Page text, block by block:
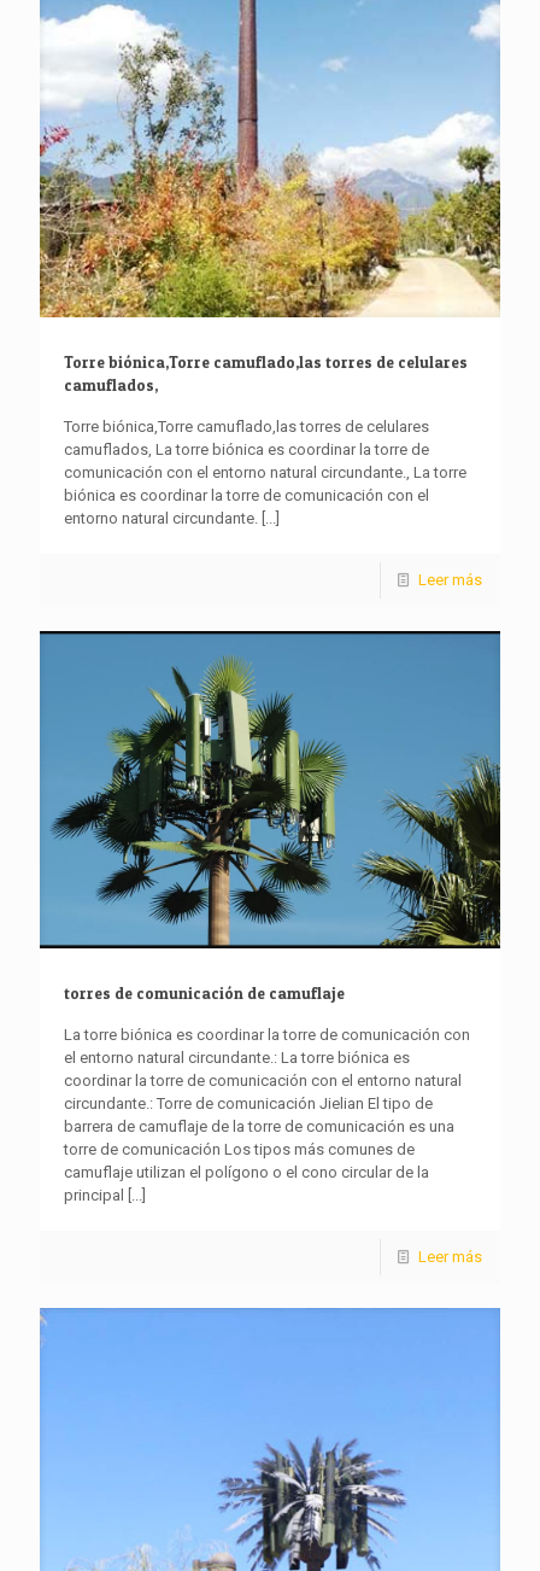
Torre biónica,Torre camuflado,las torres de celulares
camuflados,
Torre biónica,Torre camuflado,las torres de celulares
camuflados, La torre biónica es coordinar la torre de
comunicación con el entorno natural circundante., La torre
biónica es coordinar la torre de comunicación con el
entorno natural circundante. [...]
Leer más
torres de comunicación de camuflaje
La torre biónica es coordinar la torre de comunicación con
el entorno natural circundante.: La torre biónica es
coordinar la torre de comunicación con el entorno natural
circundante.: Torre de comunicación Jielian El tipo de
barrera de camuflaje de la torre de comunicación es una
torre de comunicación Los tipos más comunes de
camuflaje utilizan el polígono o el cono circular de la
principal
Leer más